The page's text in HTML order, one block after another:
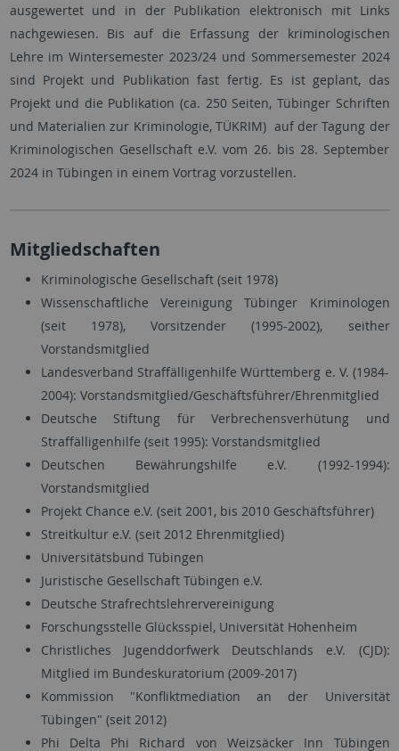
ausgewertet und in der Publikation elektronisch mit Links
nachgewiesen. Bis auf die Erfassung der kriminologischen
Lehre im Wintersemester 2023/24 und Sommersemester 2024
sind Projekt und Publikation fast fertig. Es ist geplant, das
Projekt und die Publikation (ca. 250 Seiten, Tübinger Schriften
und Materialien zur Kriminologie, TÜKRIM) auf der Tagung der
Kriminologischen Gesellschaft e.V. vom 26. bis 28. September
2024 in Tübingen in einem Vortrag vorzustellen.
Mitgliedschaften
Kriminologische Gesellschaft (seit 1978)
Wissenschaftliche Vereinigung Tübinger Kriminologen
(seit 1978), Vorsitzender (1995-2002), seither
Vorstandsmitglied
Landesverband Straffälligenhilfe Württemberg e. V. (1984-
2004): Vorstandsmitglied/Geschäftsführer/Ehrenmitglied
Deutsche Stiftung für Verbrechensverhütung und
Straffälligenhilfe (seit 1995): Vorstandsmitglied
Deutschen Bewährungshilfe e.V. (1992-1994):
Vorstandsmitglied
Projekt Chance e.V. (seit 2001, bis 2010 Geschäftsführer)
Streitkultur e.V. (seit 2012 Ehrenmitglied)
Universitätsbund Tübingen
Juristische Gesellschaft Tübingen e.V.
Deutsche Strafrechtslehrervereinigung
Forschungsstelle Glücksspiel, Universität Hohenheim
Christliches Jugenddorfwerk Deutschlands e.V. (CJD):
Mitglied im Bundeskuratorium (2009-2017)
Kommission "Konfliktmediation an der Universität
Tübingen" (seit 2012)
Phi Delta Phi Richard von Weizsäcker Inn Tübingen